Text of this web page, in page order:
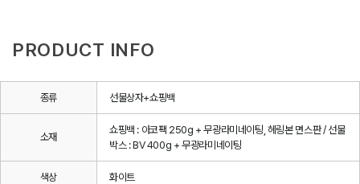
PRODUCT INFO
종류 선물상자+쇼핑백
소재
쇼핑백 : 아코팩 250g + 무광라미네이팅, 헤링본 면스판 / 선물
박스 : BV 400g + 무광라미네이팅
색상 화이트